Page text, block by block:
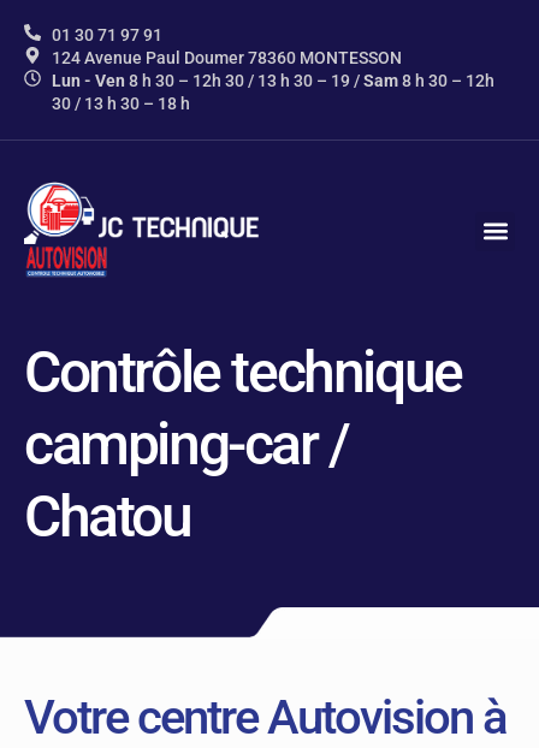
principal01 30 71 97 91
124 Avenue Paul Doumer 78360 MONTESSON
Lun - Ven 8 h 30 – 12h 30 / 13 h 30 – 19 /Sam8 h 30 – 12h
30 / 13 h 30 – 18 h
Contrôle technique
camping-car /
Chatou
Votre centre Autovision à